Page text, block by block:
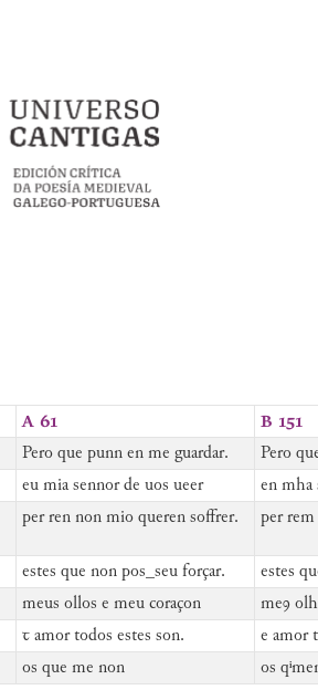
A 61
B 151
Pero que punn en me guardar. Pero
eu mia sennor de uos ueer en mha
per ren non mio queren soffrer. per
estes que non pos_seu forçar. estes
meus ollos e meu coraçon meꝯ
ꞇ amor todos estes son. e amor
os que me non os